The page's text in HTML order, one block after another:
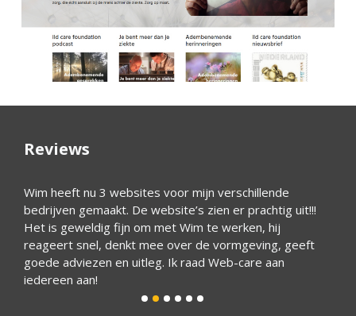
Reviews
Wim heeft nu 3 websites voor mijn verschillende
bedrijven gemaakt. De website’s zien er prachtig uit!!!
Het is geweldig fijn om met Wim te werken, hij
reageert snel, denkt mee over de vormgeving, geeft
goede adviezen en uitleg. Ik raad Web-care aan
iedereen aan!